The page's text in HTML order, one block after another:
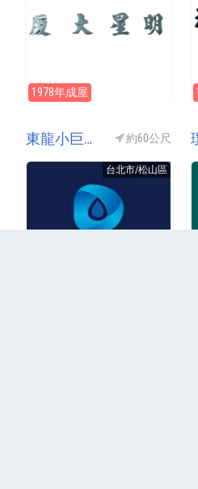
1978年成屋
東龍小巨蛋TOP ONE 約60公尺
台北市/松山區